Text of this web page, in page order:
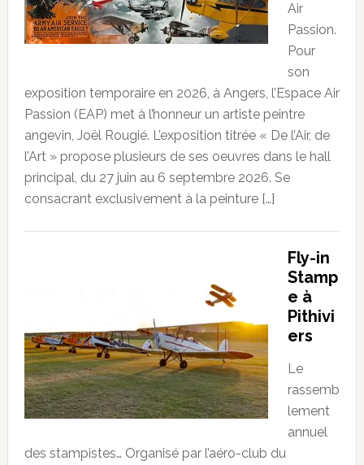
Air
Passion.
Pour
son
exposition temporaire en 2026, à Angers, l’Espace Air
Passion (EAP) met à l’honneur un artiste peintre
angevin, Joël Rougié. L’exposition titrée « De l’Air, de
l’Art » propose plusieurs de ses oeuvres dans le hall
principal, du 27 juin au 6 septembre 2026. Se
consacrant exclusivement à la peinture […]
Fly-in
Stamp
e à
Pithivi
ers
Le
rassemb
lement
annuel
des stampistes… Organisé par l’aéro-club du